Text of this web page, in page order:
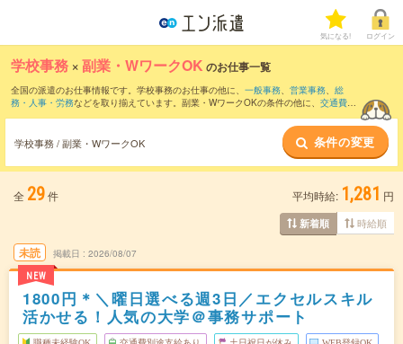
気になる! ログイン
学校事務 ×副業・WワークOK のお仕事一覧
全国の派遣のお仕事情報です。学校事務のお仕事の他に、 一般事務、 営業事務、 総
務・人事・労務などを取り揃えています。副業・WワークOKの条件の他に、 交通費別
学校事務 / 副業・WワークOK 条件の変更
全 29件 平均時給: 1,281 円
新着順 時給順
未読
NEW
掲載日 2026/08/07
1800円＊＼曜日選べる週3日／エクセルスキル
活かせる！人気の大学＠事務サポート
職種未経験OK 交通費別途支給あり 土日祝日が休み WEB登録OK